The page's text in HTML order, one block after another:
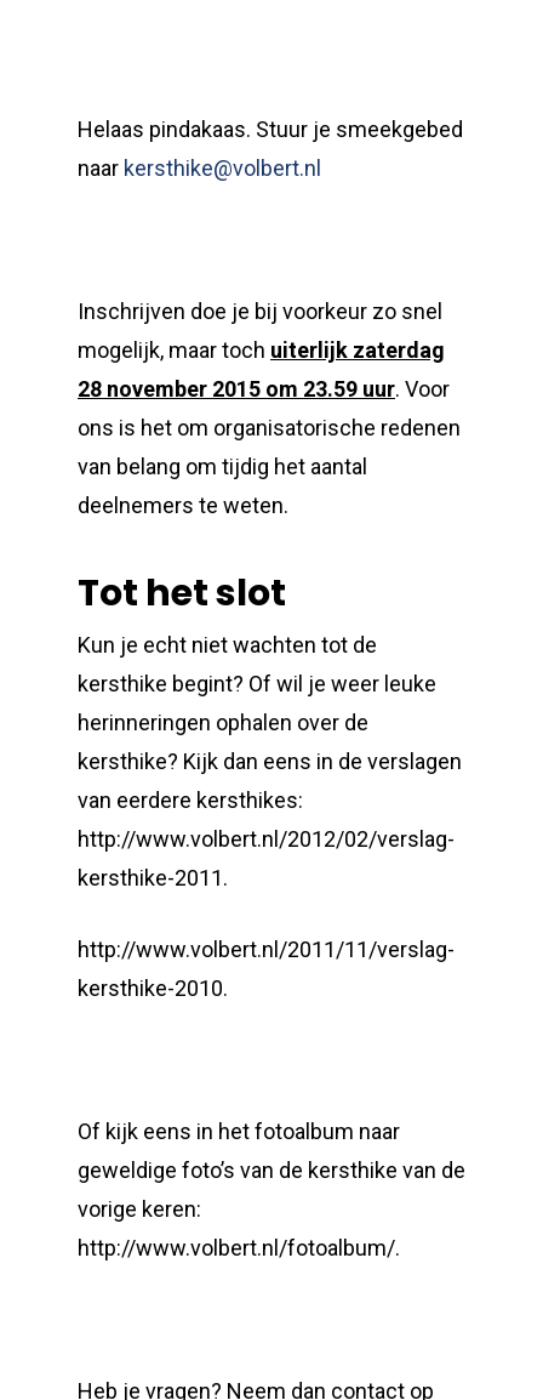
Helaas pindakaas. Stuur je smeekgebed
naar kersthike@volbert.nl
Inschrijven doe je bij voorkeur zo snel
mogelijk, maar toch uiterlijk zaterdag
28 november 2015 om 23.59 uur. Voor
ons is het om organisatorische redenen
van belang om tijdig het aantal
deelnemers te weten.
Tot het slot
Kun je echt niet wachten tot de
kersthike begint? Of wil je weer leuke
herinneringen ophalen over de
kersthike? Kijk dan eens in de verslagen
van eerdere kersthikes:
http://www.volbert.nl/2012/02/verslag-
kersthike-2011.
http://www.volbert.nl/2011/11/verslag-
kersthike-2010.
Of kijk eens in het fotoalbum naar
geweldige foto’s van de kersthike van de
vorige keren:
http://www.volbert.nl/fotoalbum/.
Heb je vragen? Neem dan contact op